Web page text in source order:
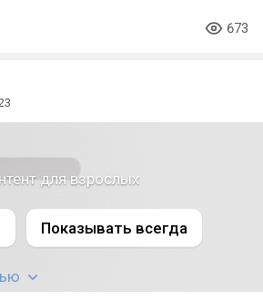
673
#bluearchive
#rio #nsfw
для взрослых
Показывать всегда